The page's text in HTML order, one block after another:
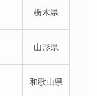
栃木県
山形県
和歌山県